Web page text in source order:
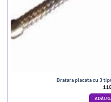
Bratara placata cu 3